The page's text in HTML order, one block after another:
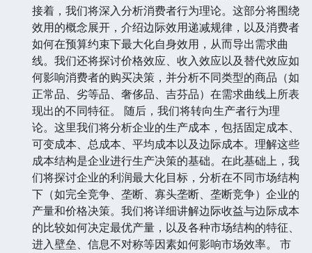
接着，我们将深入分析消费者行为理论。这部分将围绕
效用的概念展开，介绍边际效用递减规律，以及消费者
如何在预算约束下最大化自身效用，从而导出需求曲
线。我们还将探讨价格效应、收入效应以及替代效应如
何影响消费者的购买决策，并分析不同类型的商品（如
正常品、劣等品、奢侈品、吉芬品）在需求曲线上所表
现出的不同特征。 随后，我们将转向生产者行为理
论。这里我们将分析企业的生产成本，包括固定成本、
可变成本、总成本、平均成本以及边际成本。理解这些
成本结构是企业进行生产决策的基础。在此基础上，我
们将探讨企业的利润最大化目标，分析在不同市场结构
下（如完全竞争、垄断、寡头垄断、垄断竞争）企业的
产量和价格决策。我们将详细讲解边际收益与边际成本
的比较如何决定最优产量，以及各种市场结构的特征、
进入壁垒、信息不对称等因素如何影响市场效率。 市